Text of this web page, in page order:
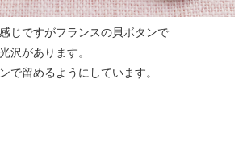
じですがフランスの貝ボタンで
沢があります。
で留めるようにしています。